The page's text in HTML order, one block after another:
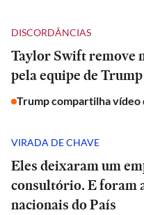
DISCORDÂNCIAS
Taylor Swift remove
pela equipe de Trump
Trump compartilha vídeo
VIRADA DE CHAVE
Eles deixaram um
consultório. E foram
nacionais do País